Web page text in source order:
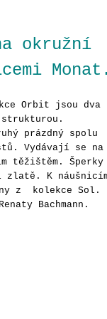
okružní
Orbit jsou dva
strukturou.
prázdný spolu
Vydávají se na
těžištěm. Šperky
K
z kolekce Sol.
Bachmann.